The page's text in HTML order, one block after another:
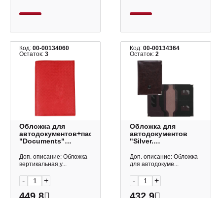
Код: 00-00134060
Остаток: 3
Обложка для
автодокументов+паспорт+вкладыш
"Documents"
1,06-201 Imige
Доп. описание: Обложка
вертикальная,у...
- +
Код:00-00134364
Остаток:2
Обложка для
автодокументов
"Silver.
кожа, метал. уголки
ККФ0171 Listoff
Доп. описание: Обложка
для автодокуме...
- +